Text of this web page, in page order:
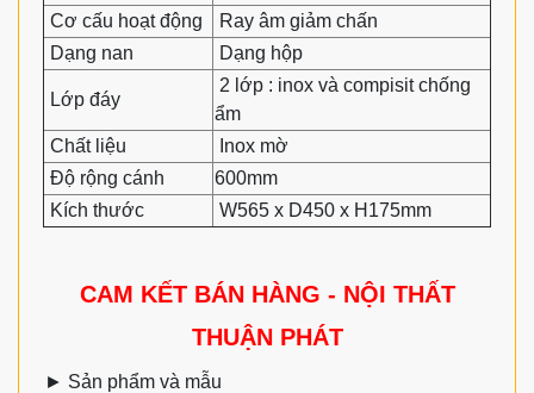
Cơ cấu hoạt động
Ray âm giảm chấn
Dạng nan
Dạng hộp
Lớp đáy
2 lớp : inox và compisit chống
ẩm
Chất liệu
Inox mờ
Độ rộng cánh
600mm
Kích thước
W565 x D450 x H175mm
CAM KẾT BÁN HÀNG - NỘI THẤT
THUẬN PHÁT
► Sản phẩm và mẫu